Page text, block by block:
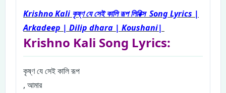
Krishno Kali কৃষ্ণ যে সেই কালি রূপ লিরিক্স Song Lyrics |
Arkadeep | Dilip dhara | Koushani|
Krishno Kali Song Lyrics:
কৃষ্ণ যে সেই কালি রূপ
, আমার